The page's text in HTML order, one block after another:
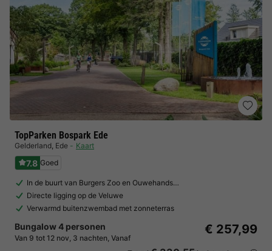
TopParken Bospark Ede
Gelderland, Ede Kaart
7.8 Goed
In de buurt van Burgers Zoo en Ouwehands…
Directe ligging op de Veluwe
Verwarmd buitenzwembad met zonneterras
Bungalow 4 personen
Van 9 tot 12 nov, 3 nachten, Vanaf
€ 257,99